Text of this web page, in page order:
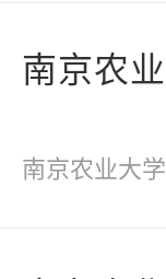
南京农
南京农业大学